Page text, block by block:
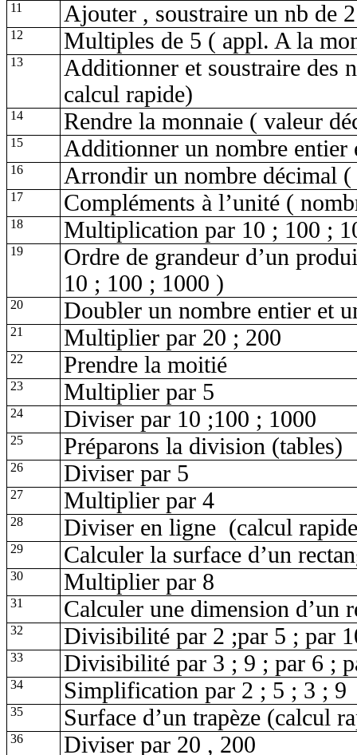
11 Ajouter , soustraire un nb de
12 Multiples de 5 ( appl. A la
13
Additionner et soustraire des
calcul rapide)
14 Rendre la monnaie ( valeur
15 Additionner un nombre entier
16 Arrondir un nombre décimal (
17 Compléments à l’unité (
18 Multiplication par 10 ; 100 ;
19
Ordre de grandeur d’un
10 ; 100 ; 1000 )
20 Doubler un nombre entier et
21 Multiplier par 20 ; 200
22 Prendre la moitié
23 Multiplier par 5
24 Diviser par 10 ;100 ; 1000
25 Préparons la division (tables)
26 Diviser par 5
27 Multiplier par 4
28 Diviser en ligne (calcul
29 Calculer la surface d’un
30 Multiplier par 8
31 Calculer une dimension d’un
32 Divisibilité par 2 ;par 5 ; par
33 Divisibilité par 3 ; 9 ; par 6 ;
34 Simplification par 2 ; 5 ; 3 ; 9
35 Surface d’un trapèze (calcul
36 Diviser par 20 , 200